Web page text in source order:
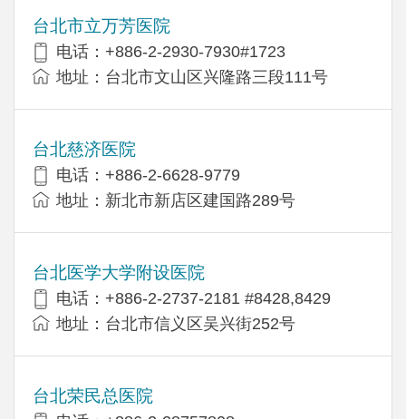
台北市立万芳医院
电话：+886-2-2930-7930#1723
地址：台北市文山区兴隆路三段111号
台北慈济医院
电话：+886-2-6628-9779
地址：新北市新店区建国路289号
台北医学大学附设医院
电话：+886-2-2737-2181 #8428,8429
地址：台北市信义区吴兴街252号
台北荣民总医院